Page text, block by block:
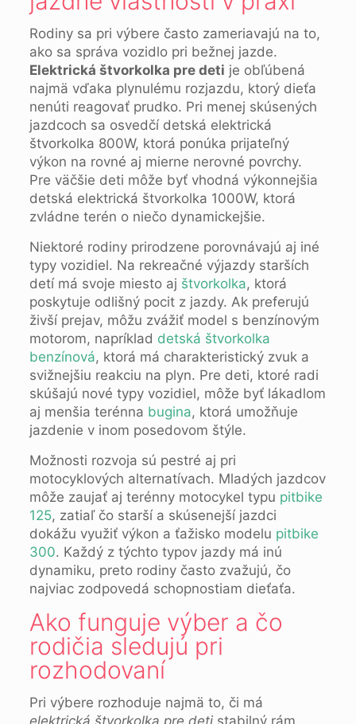
Rodiny sa pri výbere často zameriavajú na to,
ako sa správa vozidlo pri bežnej jazde.
Elektrická štvorkolka pre deti je obľúbená
najmä vďaka plynulému rozjazdu, ktorý dieťa
nenúti reagovať prudko. Pri menej skúsených
jazdcoch sa osvedčí detská elektrická
štvorkolka 800W, ktorá ponúka prijateľný
výkon na rovné aj mierne nerovné povrchy.
Pre väčšie deti môže byť vhodná výkonnejšia
detská elektrická štvorkolka 1000W, ktorá
zvládne terén o niečo dynamickejšie.
Niektoré rodiny prirodzene porovnávajú aj iné
typy vozidiel. Na rekreačné výjazdy starších
detí má svoje miesto aj štvorkolka, ktorá
poskytuje odlišný pocit z jazdy. Ak preferujú
živší prejav, môžu zvážiť model s benzínovým
motorom, napríklad detská štvorkolka
benzínová, ktorá má charakteristický zvuk a
svižnejšiu reakciu na plyn. Pre deti, ktoré radi
skúšajú nové typy vozidiel, môže byť lákadlom
aj menšia terénna bugina, ktorá umožňuje
jazdenie v inom posedovom štýle.
Možnosti rozvoja sú pestré aj pri
motocyklových alternatívach. Mladých jazdcov
môže zaujať aj terénny motocykel typu pitbike
125, zatiaľ čo starší a skúsenejší jazdci
dokážu využiť výkon a ťažisko modelu pitbike
300. Každý z týchto typov jazdy má inú
dynamiku, preto rodiny často zvažujú, čo
najviac zodpovedá schopnostiam dieťaťa.
Ako funguje výber a čo
rodičia sledujú pri
rozhodovaní
Pri výbere rozhoduje najmä to, či má
elektrická štvorkolka pre detistabilný rám,